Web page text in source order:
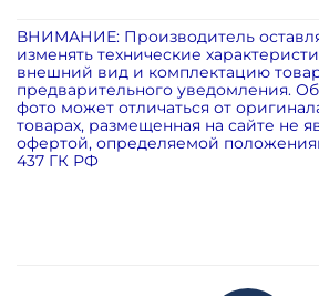
ВНИМАНИЕ: Производитель
изменять технические
внешний вид и комплектацию
предварительного уведомления.
фото может отличаться от
товарах, размещенная на сайте не
офертой, определяемой
437 ГК РФ